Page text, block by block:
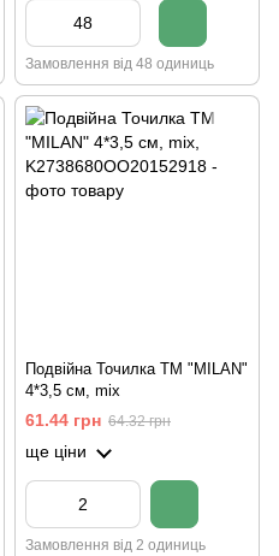
Замовлення від 48 одиниць
Подвійна Точилка ТМ "MILAN"
4*3,5 см, mix
61.44 грн 64.32 грн
ще ціни
Замовлення від 2 одиниць